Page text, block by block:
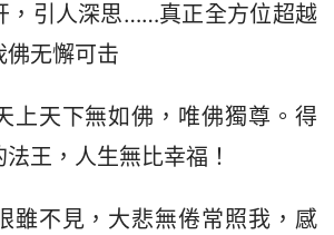
，引人深思……真正全方位超越
佛无懈可击
上天下無如佛，唯佛獨尊。得
王，人生無比幸福！
雖不見，大悲無倦常照我，感